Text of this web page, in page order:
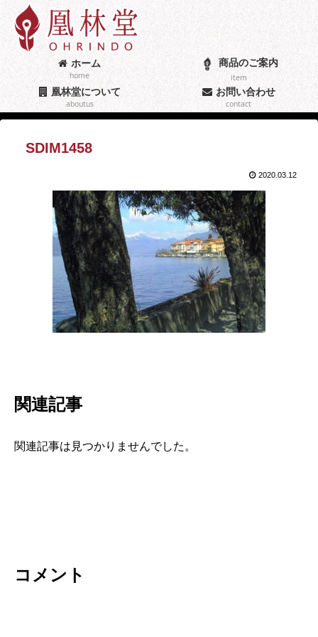
ホーム
home
商品のご案内
item
凰林堂について
aboutus
お問い合わせ
contact
SDIM1458
2020.03.12
関連記事
関連記事は見つかりませんでした。
コメント